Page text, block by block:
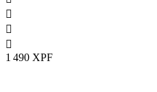



1 490 XPF